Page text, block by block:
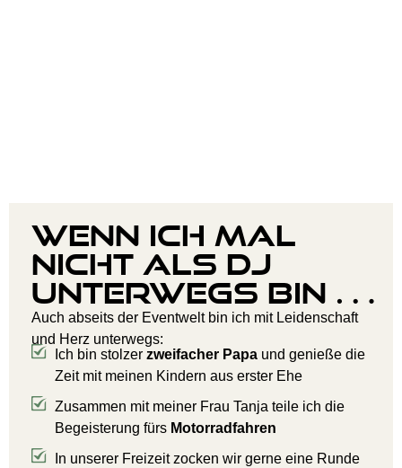
Wenn ich mal
nicht als DJ
unterwegs bin …
Auch abseits der Eventwelt bin ich mit Leidenschaft
und Herz unterwegs:
Ich bin stolzerzweifacher Papa und genieße die
Zeit mit meinen Kindern aus erster Ehe
Zusammen mit meiner Frau Tanja teile ich die
Begeisterung fürs Motorradfahren
In unserer Freizeit zocken wir gerne eine Runde